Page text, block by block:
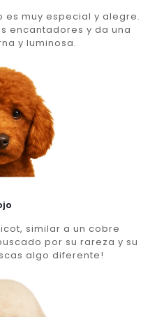
es muy especial y alegre.
encantadores y da una
y luminosa.
similar a un cobre
por su rareza y su
algo diferente!